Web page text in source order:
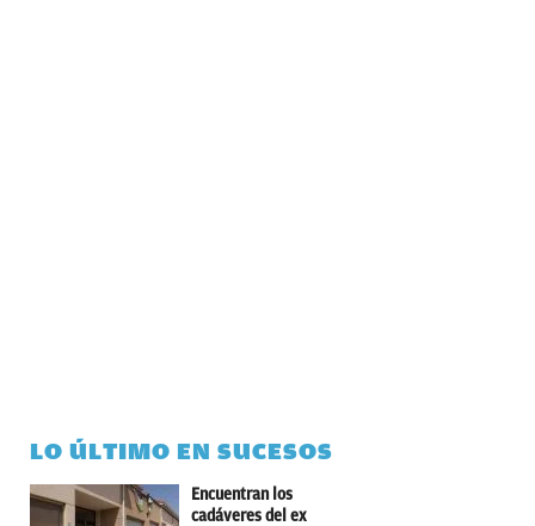
LO ÚLTIMO EN SUCESOS
Encuentran los
cadáveres del ex